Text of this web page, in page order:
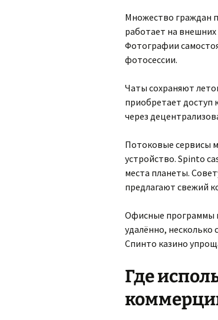
Множество граждан
работает на
Фотографии
фотосессии.
Чаты сохраняют
приобретает доступ
через
Потоковые сервисы
устройство. Spinto
места планеты.
предлагают свежий
Офисные программы
удалённо,
Спинто казино
Где